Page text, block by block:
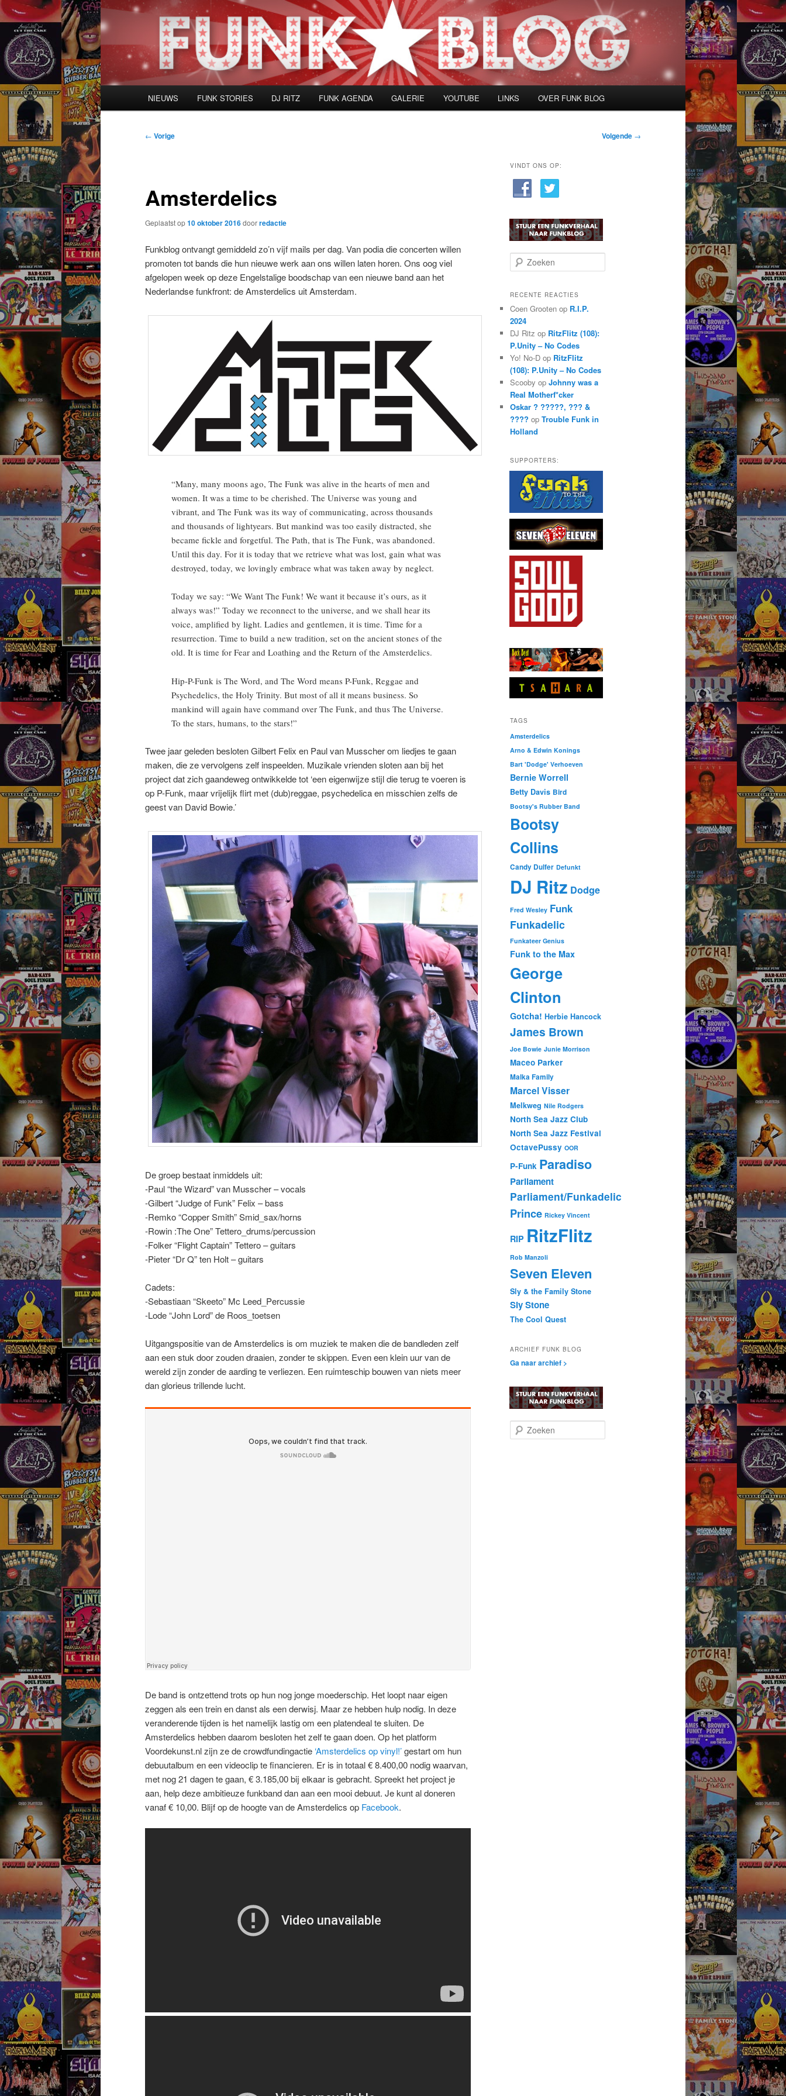
Spring
naar
de
primaire
inhoud
NIEUWS FUNK STORIES DJ RITZ FUNK AGENDA GALERIE YOUTUBE LINKS OVER FUNK BLOG
Bericht
← Vorige Volgende →
Amsterdelics
Geplaatst op10 oktober 2016doorredactie
Funkblog ontvangt gemiddeld zo’n vijf mails per dag. Van podia die concerten willen
promoten tot bands die hun nieuwe werk aan ons willen laten horen. Ons oog viel
afgelopen week op deze Engelstalige boodschap van een nieuwe band aan het
Nederlandse funkfront: de Amsterdelics uit Amsterdam.
“Many, many moons ago, The Funk was alive in the hearts of men and
women. It was a time to be cherished. The Universe was young and
vibrant, and The Funk was its way of communicating, across thousands
and thousands of lightyears. But mankind was too easily distracted, she
became fickle and forgetful. The Path, that is The Funk, was abandoned.
Until this day. For it is today that we retrieve what was lost, gain what was
destroyed, today, we lovingly embrace what was taken away by neglect.
Today we say: “We Want The Funk! We want it because it’s ours, as it
always was!” Today we reconnect to the universe, and we shall hear its
voice, amplified by light. Ladies and gentlemen, it is time. Time for a
resurrection. Time to build a new tradition, set on the ancient stones of the
old. It is time for Fear and Loathing and the Return of the Amsterdelics.
Hip-P-Funk is The Word, and The Word means P-Funk, Reggae and
Psychedelics, the Holy Trinity. But most of all it means business. So
mankind will again have command over The Funk, and thus The Universe.
To the stars, humans, to the stars!”
Twee jaar geleden besloten Gilbert Felix en Paul van Musscher om liedjes te gaan
maken, die ze vervolgens zelf inspeelden. Muzikale vrienden sloten aan bij het
project dat zich gaandeweg ontwikkelde tot ‘een eigenwijze stijl die terug te voeren is
op P-Funk, maar vrijelijk flirt met (dub)reggae, psychedelica en misschien zelfs de
geest van David Bowie.’
De groep bestaat inmiddels uit:
-Paul “the Wizard” van Musscher – vocals
-Gilbert “Judge of Funk” Felix – bass
-Remko “Copper Smith” Smid_sax/horns
-Rowin :The One” Tettero_drums/percussion
-Folker “Flight Captain” Tettero – guitars
-Pieter “Dr Q” ten Holt – guitars
Cadets:
-Sebastiaan “Skeeto” Mc Leed_Percussie
-Lode “John Lord” de Roos_toetsen
Uitgangspositie van de Amsterdelics is om muziek te maken die de bandleden zelf
aan een stuk door zouden draaien, zonder te skippen. Even een klein uur van de
wereld zijn zonder de aarding te verliezen. Een ruimteschip bouwen van niets meer
dan glorieus trillende lucht.
De band is ontzettend trots op hun nog jonge moederschip. Het loopt naar eigen
zeggen als een trein en danst als een derwisj. Maar ze hebben hulp nodig. In deze
veranderende tijden is het namelijk lastig om een platendeal te sluiten. De
Amsterdelics hebben daarom besloten het zelf te gaan doen. Op het platform
Voordekunst.nl zijn ze de crowdfundingactie ‘Amsterdelics op vinyl!’gestart om hun
debuutalbum en een videoclip te financieren. Er is in totaal € 8.400,00 nodig waarvan,
met nog 21 dagen te gaan, € 3.185,00 bij elkaar is gebracht. Spreekt het project je
aan, help deze ambitieuze funkband dan aan een mooi debuut. Je kunt al doneren
vanaf € 10,00. Blijf op de hoogte van de Amsterdelics op Facebook.
VINDT ONS OP:
o
k
n
RECENTE REACTIES
Coen Grooten op R.I.P.
2024
DJ Ritz op RitzFlitz (108):
P.Unity – No Codes
Yo! No-D op RitzFlitz
(108): P.Unity – No Codes
Scooby opJohnny was a
Real Motherf*cker
Oskar ? ?????, ??? &
???? opTrouble Funk in
Holland
SUPPORTERS:
TAGS
Amsterdelics
Arno & Edwin Konings
Bart 'Dodge' Verhoeven
Bernie Worrell
Betty Davis Bird
Bootsy's Rubber Band
Bootsy
Collins
Candy Dulfer Defunkt
DJ Ritz Dodge
Fred Wesley Funk
Funkadelic
Funkateer Genius
Funk to the Max
George
Clinton
Gotcha! Herbie Hancock
James Brown
Joe Bowie Junie Morrison
Maceo Parker
Malka Family
Marcel Visser
Melkweg Nile Rodgers
North Sea Jazz Club
North Sea Jazz Festival
OctavePussy OOR
P-Funk Paradiso
Parliament
Parliament/Funkadelic
Prince Rickey Vincent
RIP RitzFlitz
Rob Manzoli
Seven Eleven
Sly & the Family Stone
Sly Stone
The Cool Quest
ARCHIEF FUNK BLOG
Ga naar archief >
o